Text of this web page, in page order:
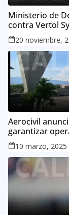
Ministerio de
contra Vertol
MI-1720 noviembre,
Aerocivil
garantizar
Aragón
10 marzo, 2025